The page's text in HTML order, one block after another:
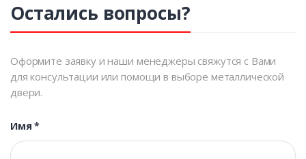
Остались вопросы?
Оформите заявку и наши менеджеры свяжутся с Вами
для консультации или помощи в выборе металлической
двери.
Имя*